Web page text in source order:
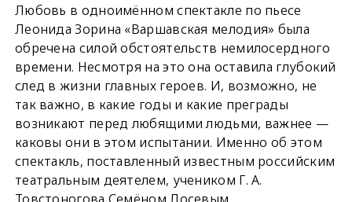
Любовь в одноимённом спектакле по пьесе
Леонида Зорина «Варшавская мелодия» была
обречена силой обстоятельств немилосердного
времени. Несмотря на это она оставила глубокий
след в жизни главных героев. И, возможно, не
так важно, в какие годы и какие преграды
возникают перед любящими людьми, важнее —
каковы они в этом испытании. Именно об этом
спектакль, поставленный известным российским
театральным деятелем, учеником Г. А.